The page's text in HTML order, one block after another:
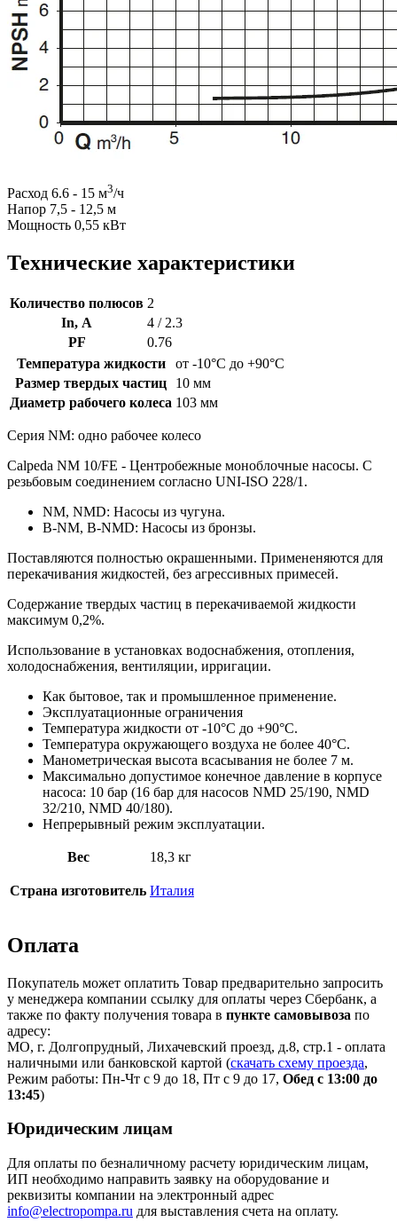
Расход 6.6 - 15 м3/ч
Напор 7,5 - 12,5 м
Мощность 0,55 кВт
Технические характеристики
Количество полюсов 2
In, А
4 / 2.3
PF
0.76
Температура жидкости
от -10°C до +90°C
Размер твердых частиц
10 мм
Диаметр рабочего колеса 103 мм
Серия NM: одно рабочее колесо
Calpeda NM 10/FE - Центробежные моноблочные насосы. С
резьбовым соединением согласно UNI-ISO 228/1.
NM, NMD: Насосы из чугуна.
B-NM, B-NMD: Насосы из бронзы.
Поставляются полностью окрашенными. Примененяются для
перекачивания жидкостей, без агрессивных примесей.
Содержание твердых частиц в перекачиваемой жидкости
максимум 0,2%.
Использование в установках водоснабжения, отопления,
холодоснабжения, вентиляции, ирригации.
Как бытовое, так и промышленное применение.
Эксплуатационные ограничения
Температура жидкости от -10°C до +90°C.
Температура окружающего воздуха не более 40°C.
Манометрическая высота всасывания не более 7 м.
Максимально допустимое конечное давление в корпусе
насоса: 10 бар (16 бар для насосов NMD 25/190, NMD
32/210, NMD 40/180).
Непрерывный режим эксплуатации.
Вес 18,3 кг
Страна изготовитель Италия
Оплата
Покупатель может оплатить Товар предварительно запросить
у менеджера компании ссылку для оплаты через Сбербанк, а
также по факту получения товара в пункте самовывоза по
адресу:
МО, г. Долгопрудный, Лихачевский проезд, д.8, стр.1 - оплата
наличными или банковской картой (скачать схему проезда,
Режим работы: Пн-Чт с 9 до 18, Пт с 9 до 17, Обед с 13:00 до
13:45)
Юридическим лицам
Для оплаты по безналичному расчету юридическим лицам,
ИП необходимо направить заявку на оборудование и
реквизиты компании на электронный адрес
info@electropompa.ru для выставления счета на оплату.